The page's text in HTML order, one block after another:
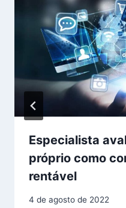
Especialista
próprio como
rentável
4 de agosto de 2022